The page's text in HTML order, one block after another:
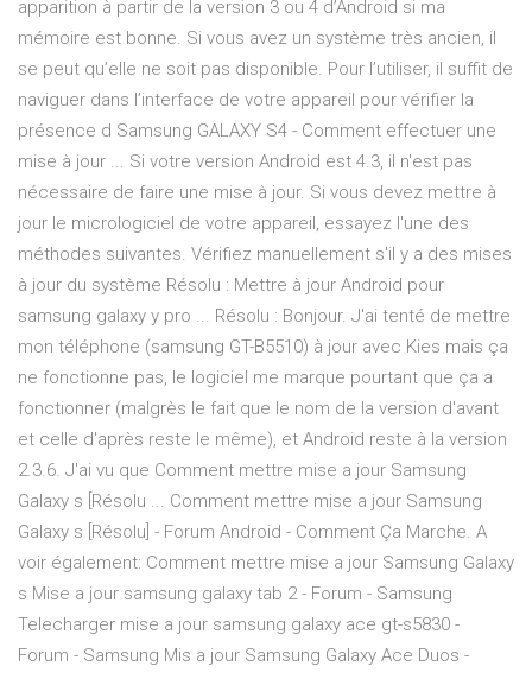
apparition à partir de la version 3 ou 4 d’Android si ma
mémoire est bonne. Si vous avez un système très ancien, il
se peut qu’elle ne soit pas disponible. Pour l’utiliser, il suffit de
naviguer dans l’interface de votre appareil pour vérifier la
présence d Samsung GALAXY S4 - Comment effectuer une
mise à jour ... Si votre version Android est 4.3, il n'est pas
nécessaire de faire une mise à jour. Si vous devez mettre à
jour le micrologiciel de votre appareil, essayez l'une des
méthodes suivantes. Vérifiez manuellement s'il y a des mises
à jour du système Résolu : Mettre à jour Android pour
samsung galaxy y pro ... Résolu : Bonjour. J'ai tenté de mettre
mon téléphone (samsung GT-B5510) à jour avec Kies mais ça
ne fonctionne pas, le logiciel me marque pourtant que ça a
fonctionner (malgrès le fait que le nom de la version d'avant
et celle d'après reste le même), et Android reste à la version
2.3.6. J'ai vu que Comment mettre mise a jour Samsung
Galaxy s [Résolu ... Comment mettre mise a jour Samsung
Galaxy s [Résolu] - Forum Android - Comment Ça Marche. A
voir également: Comment mettre mise a jour Samsung Galaxy
s Mise a jour samsung galaxy tab 2 - Forum - Samsung
Telecharger mise a jour samsung galaxy ace gt-s5830 -
Forum - Samsung Mis a jour Samsung Galaxy Ace Duos -